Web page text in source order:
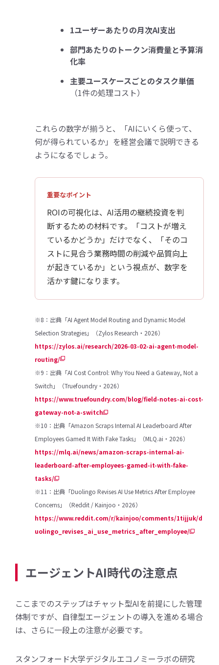
1ユーザーあたりの月次AI支出
部門あたりのトークン消費量と予算消
化率
主要ユースケースごとのタスク単価
（1件の処理コスト）
これらの数字が揃うと、「AIにいくら使って、
何が得られているか」を経営会議で説明できる
ようになるでしょう。
重要なポイント
ROIの可視化は、AI活用の継続投資を判
断するための材料です。「コストが増え
ているかどうか」だけでなく、「そのコ
ストに見合う業務時間の削減や品質向上
が起きているか」という視点が、数字を
活かす鍵になります。
※8：出典「AI Agent Model Routing and Dynamic Model
Selection Strategies」（Zylos Research・2026）
https://zylos.ai/research/2026-03-02-ai-agent-model-
routing/
※9：出典「AI Cost Control: Why You Need a Gateway, Not a
Switch」（Truefoundry・2026）
https://www.truefoundry.com/blog/field-notes-ai-cost-
gateway-not-a-switch
※10：出典「Amazon Scraps Internal AI Leaderboard After
Employees Gamed It With Fake Tasks」（MLQ.ai・2026）
https://mlq.ai/news/amazon-scraps-internal-ai-
leaderboard-after-employees-gamed-it-with-fake-
tasks/
※11：出典「Duolingo Revises AI Use Metrics After Employee
Concerns」（Reddit / Kainjoo・2026）
https://www.reddit.com/r/kainjoo/comments/1tijjuk/d
uolingo_revises_ai_use_metrics_after_employee/
エージェントAI時代の注意点
ここまでのステップはチャット型AIを前提にした管理
体制ですが、自律型エージェントの導入を進める場合
は、さらに一段上の注意が必要です。
スタンフォード大学デジタルエコノミーラボの研究